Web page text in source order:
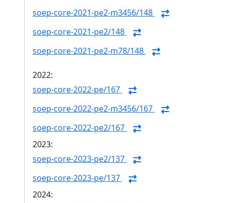
soep-core-2021-pe2-m3456/148
soep-core-2021-pe2/148
soep-core-2021-pe2-m78/148
2022:
soep-core-2022-pe/167
soep-core-2022-pe2-m3456/167
soep-core-2022-pe2/167
2023:
soep-core-2023-pe2/137
soep-core-2023-pe/137
2024: